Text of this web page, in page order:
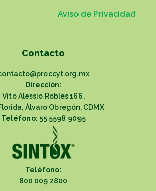
Aviso de Privacidad
Contacto
Dirección:
Vito Alessio Robles 166,
Álvaro Obregón, CDMX
Teléfono: 55 5598 9095
Teléfono:
800 009 2800